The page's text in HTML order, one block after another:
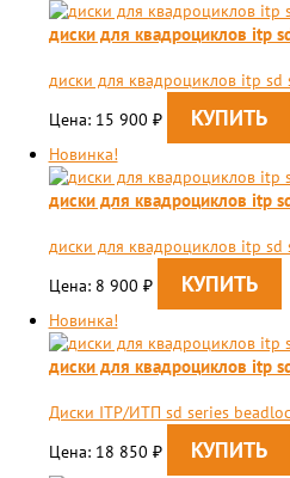
диски для квадроциклов itp
диски для квадроциклов itp sd
Цена: 15 900 ₽
Новинка!
диски для квадроциклов itp
диски для квадроциклов itp sd
Цена: 8 900 ₽
Новинка!
диски для квадроциклов itp
Диски ITP/ИТП sd series
Цена: 18 850 ₽